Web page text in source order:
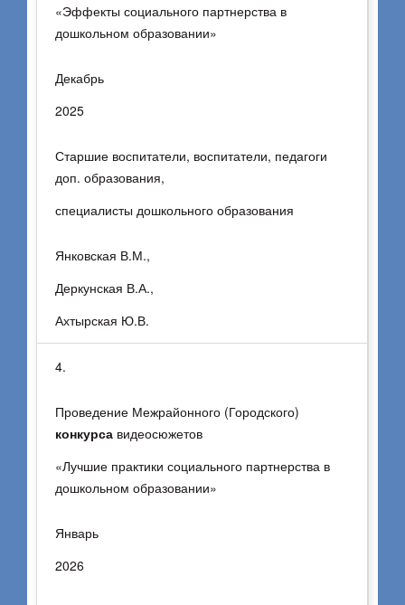
«Эффекты социального партнерства в
дошкольном образовании»
Декабрь
2025
Старшие воспитатели, воспитатели, педагоги
доп. образования,
специалисты дошкольного образования
Янковская В.М.,
Деркунская В.А.,
Ахтырская Ю.В.
4.
Проведение Межрайонного (Городского)
конкурса видеосюжетов
«Лучшие практики социального партнерства в
дошкольном образовании»
Январь
2026